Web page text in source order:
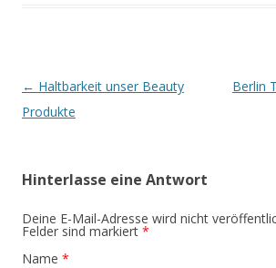
Artikel-Navigation
← Haltbarkeit unser Beauty
Produkte
Berlin
Hinterlasse eine Antwort
Deine E-Mail-Adresse wird nicht
Felder sind markiert *
Name *